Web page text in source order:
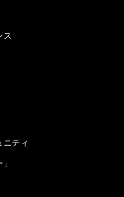
ス
ニティ